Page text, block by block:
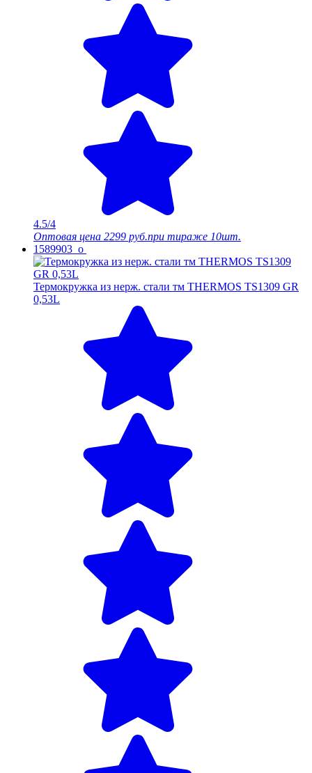
4.5/4
Оптовая цена 2299 руб.при тираже 10шт.
1589903_o
Термокружка из нерж. стали тм THERMOS TS1309 GR
0,53L